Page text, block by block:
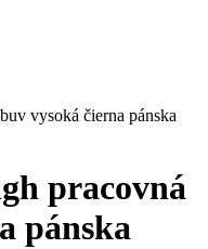
vysoká čierna pánska
pracovná
pánska